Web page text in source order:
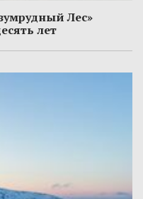
Лес»
лет